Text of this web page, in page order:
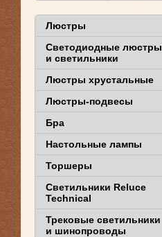
Люстры
Светодиодные люстры
и светильники
Люстры хрустальные
Люстры-подвесы
Бра
Настольные лампы
Торшеры
Светильники Reluce
Technical
Трековые светильники
и шинопроводы